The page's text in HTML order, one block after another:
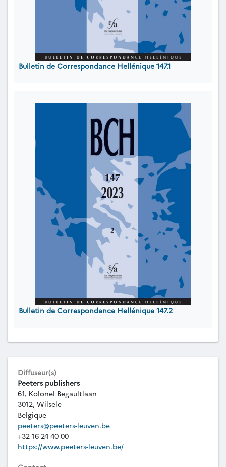
Bulletin de Correspondance Hellénique 147.1
Bulletin de Correspondance Hellénique 147.2
Diffuseur(s)
Peeters publishers
61, Kolonel Begaultlaan
3012, Wilsele
Belgique
peeters@peeters-leuven.be
+32 16 24 40 00
https://www.peeters-leuven.be/